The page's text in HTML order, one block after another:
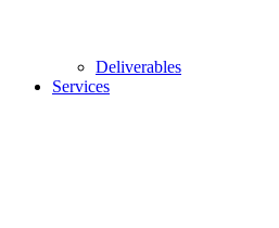
Deliverables
Services